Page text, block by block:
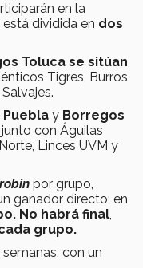
en la
está dividida en dos
Toluca se sitúan
Tigres, Burros
y Borregos
con Águilas
Linces UVM y
por grupo,
ganador directo; en
No habrá final,
grupo.
con un